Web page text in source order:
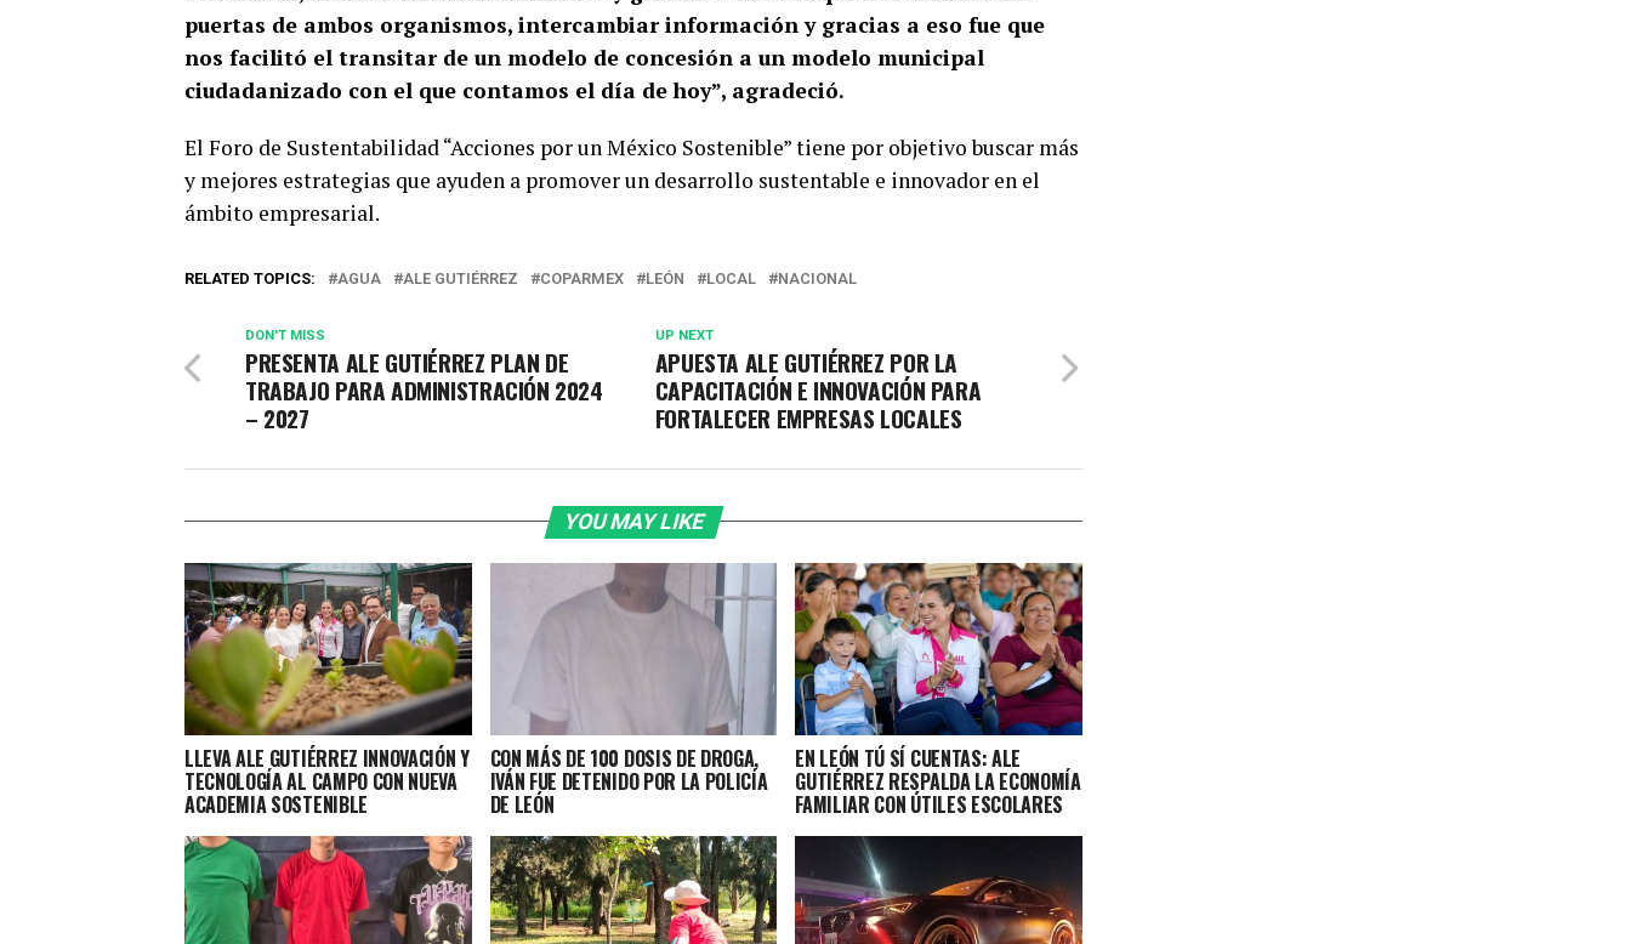
puertas de ambos organismos, intercambiar información y gracias a eso fue que
nos facilitó el transitar de un modelo de concesión a un modelo municipal
ciudadanizado con el que contamos el día de hoy”, agradeció.
El Foro de Sustentabilidad “Acciones por un México Sostenible” tiene por objetivo buscar más
y mejores estrategias que ayuden a promover un desarrollo sustentable e innovador en el
ámbito empresarial.
RELATED TOPICS: AGUA ALE GUTIÉRREZ COPARMEX LEÓN LOCAL NACIONAL
UP NEXT
APUESTA ALE GUTIÉRREZ POR LA
CAPACITACIÓN E INNOVACIÓN PARA
FORTALECER EMPRESAS LOCALES
DON'T MISS
PRESENTA ALE GUTIÉRREZ PLAN DE
TRABAJO PARA ADMINISTRACIÓN 2024
– 2027
YOU MAY LIKE
LLEVA ALE GUTIÉRREZ INNOVACIÓN Y
TECNOLOGÍA AL CAMPO CON NUEVA
ACADEMIA SOSTENIBLE
CON MÁS DE 100 DOSIS DE DROGA,
IVÁN FUE DETENIDO POR LA POLICÍA
DE LEÓN
EN LEÓN TÚ SÍ CUENTAS: ALE
GUTIÉRREZ RESPALDA LA ECONOMÍA
FAMILIAR CON ÚTILES ESCOLARES